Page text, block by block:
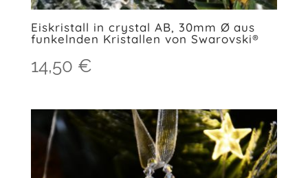
Eiskristall in crystal AB, 30mm Ø aus
funkelnden Kristallen von Swarovski®
14,50 €